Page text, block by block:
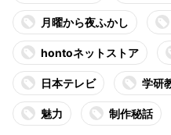
月曜から夜ふかし
hontoネットストア
日本テレビ 学研
魅力 制作秘話